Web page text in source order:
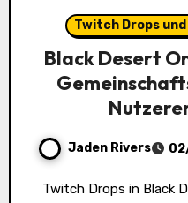
Twitch Drops
Black Desert
Jaden Rivers
Twitch Drops in Black Desert Online bieten Spielern